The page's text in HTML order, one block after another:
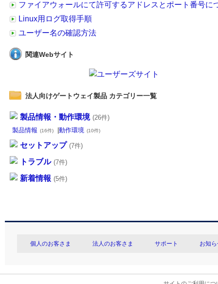
ファイアウォールにて許可するアドレスとポート番号に
Linux用ログ取得手順
ユーザー名の確認方法
関連Webサイト
法人向けゲートウェイ製品 カテゴリー一覧
製品情報・動作環境 (26件)
製品情報 (16件) 動作環境 (10件)
セットアップ (7件)
トラブル (7件)
新着情報 (5件)
個人のお客さま 法人のお客さま サポート お知